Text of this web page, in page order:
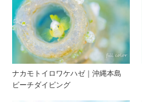
ナカモトイロワケハゼ｜沖縄本島
ビーチダイビング